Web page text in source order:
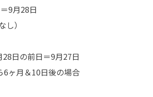
9月28日
）
日の前日＝9月27日
6ヶ月＆10日後の場合